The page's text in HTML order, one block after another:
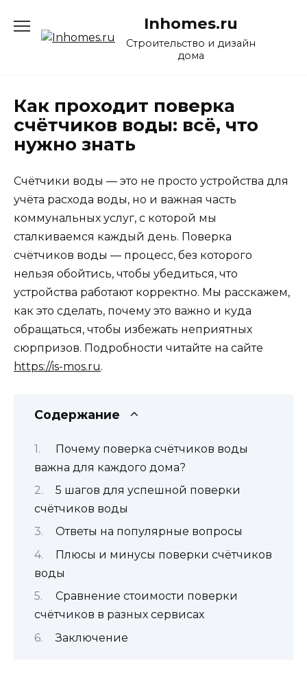
содержанию
Inhomes.ru
Строительство и дизайн
дома
Как проходит поверка
счётчиков воды: всё, что
нужно знать
Счётчики воды — это не просто устройства для
учёта расхода воды, но и важная часть
коммунальных услуг, с которой мы
сталкиваемся каждый день. Поверка
счётчиков воды — процесс, без которого
нельзя обойтись, чтобы убедиться, что
устройства работают корректно. Мы расскажем,
как это сделать, почему это важно и куда
обращаться, чтобы избежать неприятных
сюрпризов. Подробности читайте на сайте
https://is-mos.ru.
Содержание
Почему поверка счётчиков воды
важна для каждого дома?
5 шагов для успешной поверки
счётчиков воды
Ответы на популярные вопросы
Плюсы и минусы поверки счётчиков
воды
Сравнение стоимости поверки
счётчиков в разных сервисах
Заключение